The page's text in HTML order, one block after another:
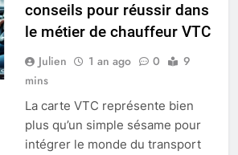
conseils pour réussir dans
le métier de chauffeur VTC
Julien 1 an ago 0
9
mins
La carte VTC représente bien
plus qu’un simple sésame pour
intégrer le monde du transport